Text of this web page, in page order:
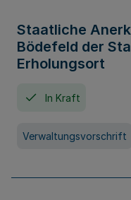
Staatliche
Bödefeld der
Erholungsort
In Kraft
Verwaltungsvorschrift